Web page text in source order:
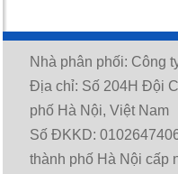
Nhà phân phối: Công
Địa chỉ: Số 204H Đội
phố Hà Nội, Việt Nam
Số ĐKKD:
thành phố Hà Nội cấp